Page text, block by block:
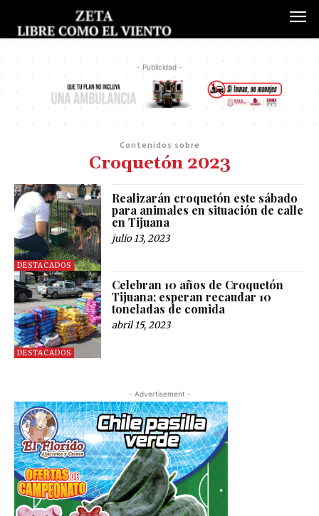
- Publicidad -
Contenidos sobre
Croquetón 2023
DESTACADOS
Realizarán croquetón este sábado
para animales en situación de calle
en Tijuana
julio 13, 2023
DESTACADOS
Celebran 10 años de Croquetón
Tijuana; esperan recaudar 10
toneladas de comida
abril 15, 2023
- Advertisement -